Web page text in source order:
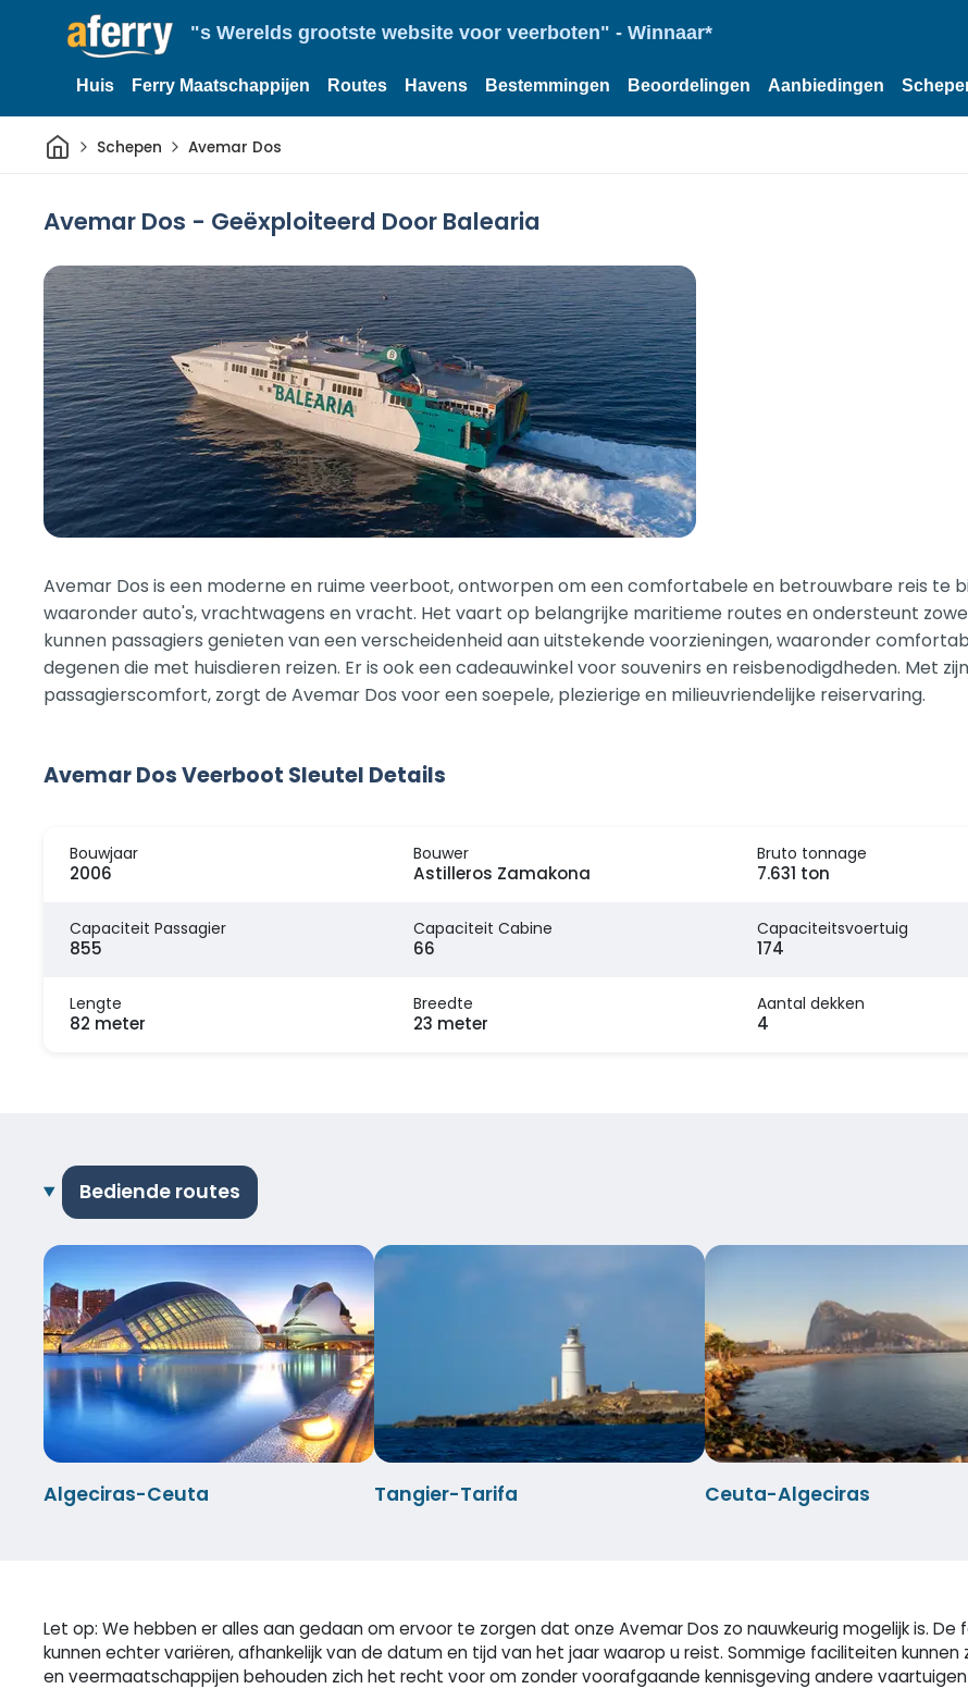
"s Werelds grootste website voor veerboten" - Winnaar*
Huis Ferry Maatschappijen Routes Havens Bestemmingen Beoordelingen Aanbiedingen
ThuisSchepen Avemar Dos
Avemar Dos - Geëxploiteerd Door Balearia
Avemar Dos is een moderne en ruime veerboot, ontworpen om een comfortabele en betrouwbare reis te
waaronder auto's, vrachtwagens en vracht. Het vaart op belangrijke maritieme routes en ondersteunt
kunnen passagiers genieten van een verscheidenheid aan uitstekende voorzieningen, waaronder
degenen die met huisdieren reizen. Er is ook een cadeauwinkel voor souvenirs en reisbenodigdheden. Met
passagierscomfort, zorgt de Avemar Dos voor een soepele, plezierige en milieuvriendelijke reiservaring.
Avemar Dos Veerboot Sleutel Details
Bouwjaar
2006
Bouwer
Astilleros Zamakona
Bruto tonnage
7.631 ton
Capaciteit Passagier
855
Capaciteit Cabine
66
Capaciteitsvoertuig
174
Lengte
82 meter
Breedte
23 meter
Aantal dekken
4
Bediende routes
Algeciras-Ceuta Tangier-Tarifa Ceuta-Algeciras
Let op: We hebben er alles aan gedaan om ervoor te zorgen dat onze Avemar Dos zo nauwkeurig mogelijk is.
kunnen echter variëren, afhankelijk van de datum en tijd van het jaar waarop u reist. Sommige faciliteiten
en veermaatschappijen behouden zich het recht voor om zonder voorafgaande kennisgeving andere